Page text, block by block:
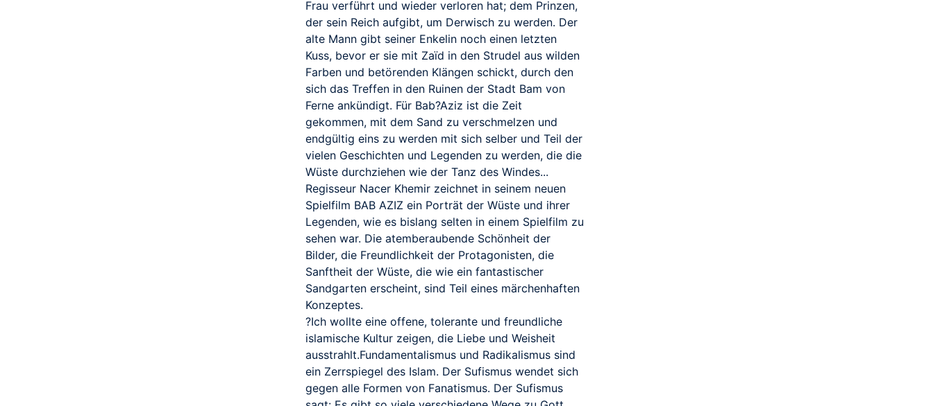
Frau verführt und wieder verloren hat; dem Prinzen,
der sein Reich aufgibt, um Derwisch zu werden. Der
alte Mann gibt seiner Enkelin noch einen letzten
Kuss, bevor er sie mit Zaïd in den Strudel aus wilden
Farben und betörenden Klängen schickt, durch den
sich das Treffen in den Ruinen der Stadt Bam von
Ferne ankündigt. Für Bab?Aziz ist die Zeit
gekommen, mit dem Sand zu verschmelzen und
endgültig eins zu werden mit sich selber und Teil der
vielen Geschichten und Legenden zu werden, die die
Wüste durchziehen wie der Tanz des Windes...
Regisseur Nacer Khemir zeichnet in seinem neuen
Spielfilm BAB AZIZ ein Porträt der Wüste und ihrer
Legenden, wie es bislang selten in einem Spielfilm zu
sehen war. Die atemberaubende Schönheit der
Bilder, die Freundlichkeit der Protagonisten, die
Sanftheit der Wüste, die wie ein fantastischer
Sandgarten erscheint, sind Teil eines märchenhaften
Konzeptes.
?Ich wollte eine offene, tolerante und freundliche
islamische Kultur zeigen, die Liebe und Weisheit
ausstrahlt.Fundamentalismus und Radikalismus sind
ein Zerrspiegel des Islam. Der Sufismus wendet sich
gegen alle Formen von Fanatismus. Der Sufismus